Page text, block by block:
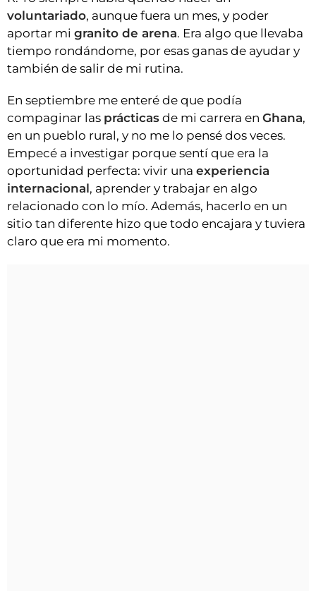
voluntariado, aunque fuera un mes, y poder
aportar mi granito de arena. Era algo que llevaba
tiempo rondándome, por esas ganas de ayudar y
también de salir de mi rutina.
En septiembre me enteré de que podía
compaginar las prácticas de mi carrera en Ghana,
en un pueblo rural, y no me lo pensé dos veces.
Empecé a investigar porque sentí que era la
oportunidad perfecta: vivir una experiencia
internacional, aprender y trabajar en algo
relacionado con lo mío. Además, hacerlo en un
sitio tan diferente hizo que todo encajara y tuviera
claro que era mi momento.